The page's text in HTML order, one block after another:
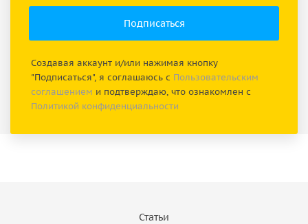
Создавая аккаунт и/или нажимая кнопку
"Подписаться", я соглашаюсь с Пользовательским
соглашением и подтверждаю, что ознакомлен с
Политикой конфиденциальности
Статьи